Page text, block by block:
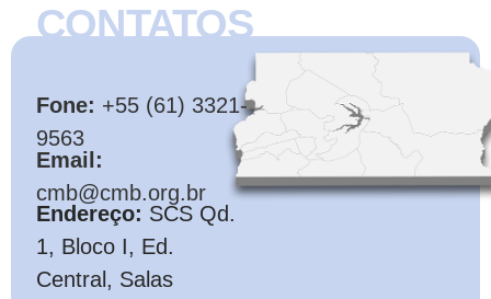
CONTATOS
Fone: +55 (61) 3321-
9563
Email:
cmb@cmb.org.br
Endereço: SCS Qd.
1, Bloco I, Ed.
Central, Salas